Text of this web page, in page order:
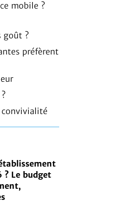
mobile ?
goût ?
préfèrent
convivialité
? Le budget